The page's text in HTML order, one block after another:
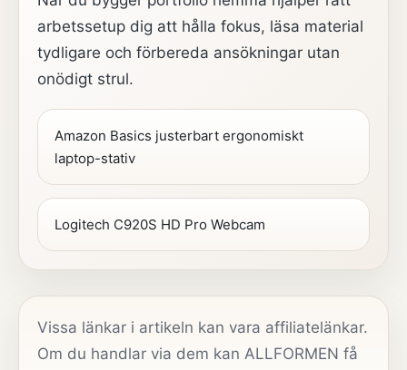
arbetssetup dig att hålla fokus, läsa material
tydligare och förbereda ansökningar utan
onödigt strul.
Amazon Basics justerbart ergonomiskt
laptop-stativ
Logitech C920S HD Pro Webcam
Vissa länkar i artikeln kan vara affiliatelänkar.
Om du handlar via dem kan ALLFORMEN få